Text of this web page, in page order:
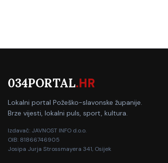
034PORTAL.HR
Lokalni portal Požeško-slavonske županije.
Brze vijesti, lokalni puls, sport, kultura.
Izdavač: JAVNOST INFO d.o.o.
OIB: 81866746905
Josipa Jurja Strossmayera 341, Osijek